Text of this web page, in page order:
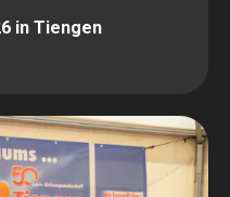
in Tiengen